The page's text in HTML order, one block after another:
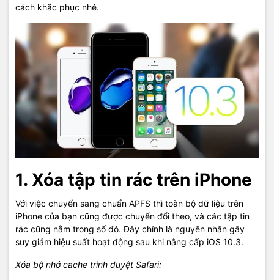
cách khắc phục nhé.
1. Xóa tập tin rác trên iPhone
Với việc chuyển sang chuẩn APFS thì toàn bộ dữ liệu trên
iPhone của bạn cũng được chuyển đổi theo, và các tập tin
rác cũng nằm trong số đó. Đây chính là nguyên nhân gây
suy giảm hiệu suất hoạt động sau khi nâng cấp iOS 10.3.
Xóa bộ nhớ cache trình duyệt Safari: